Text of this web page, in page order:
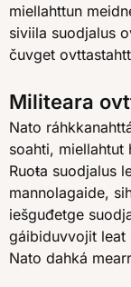
miellahttun
siviila suodjalus
čuvget
Militeara
Nato
soahti, miellahtut
Ruoŧa suodjalus
mannolagaide,
iešguđetge
gáibiduvvojit leat
Nato dahká